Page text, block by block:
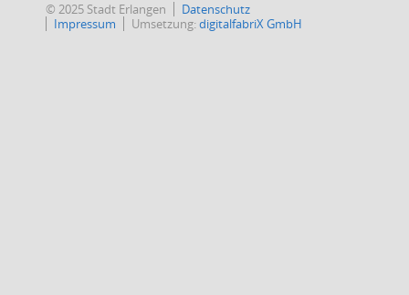
© 2025 Stadt Erlangen
Datenschutz
Impressum
Umsetzung:digitalfabriX GmbH